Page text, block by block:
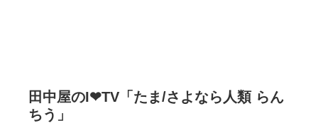
田中屋のI❤TV「たま/さよなら人類 らん
ちう」